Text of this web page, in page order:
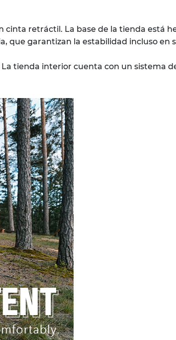
retráctil. La base de la tienda está
que garantizan la estabilidad incluso en
tienda interior cuenta con un sistema